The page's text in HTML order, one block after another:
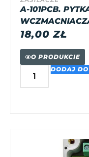
A-101PCB.
18,00ZŁ
O PRODUKCIE
DODAJ